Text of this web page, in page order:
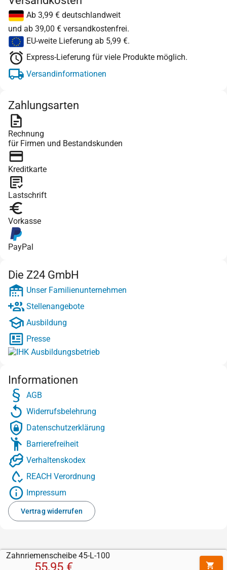
Zahnriemenscheibe 45-L-100
55,95 €
Ab 3,99 € deutschlandweit
und ab 39,00 € versandkostenfrei.
EU-weite Lieferung ab 5,99 €.
Express-Lieferung für viele Produkte möglich.
Versandinformationen
Zahlungsarten
Rechnung
für Firmen und Bestandskunden
Kreditkarte
Lastschrift
Vorkasse
PayPal
Die Z24 GmbH
Unser Familienunternehmen
Stellenangebote
Ausbildung
Presse
Informationen
AGB
Widerrufsbelehrung
Datenschutzerklärung
Barrierefreiheit
Verhaltenskodex
REACH Verordnung
Impressum
Vertrag widerrufen